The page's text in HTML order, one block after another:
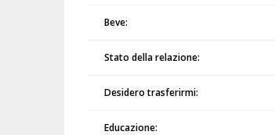
Beve:
Stato della relazione:
Desidero trasferirmi:
Educazione: